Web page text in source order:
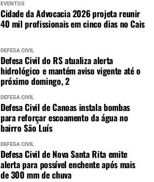
EVENTOS
Cidade da Advocacia 2026 projeta reunir
40 mil profissionais em cinco dias no Cais
DEFESA CIVIL
Defesa Civil do RS atualiza alerta
hidrológico e mantém aviso vigente até o
próximo domingo, 2
DEFESA CIVIL
Defesa Civil de Canoas instala bombas
para reforçar escoamento da água no
bairro São Luís
DEFESA CIVIL
Defesa Civil de Nova Santa Rita emite
alerta para possível enchente após mais
de 300 mm de chuva